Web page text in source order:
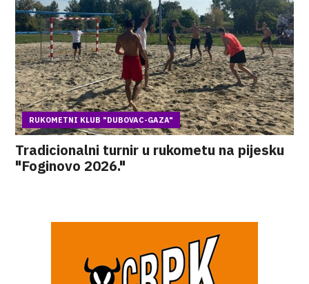
RUKOMETNI KLUB "DUBOVAC-GAZA"
Tradicionalni turnir u rukometu na pijesku
"Foginovo 2026."